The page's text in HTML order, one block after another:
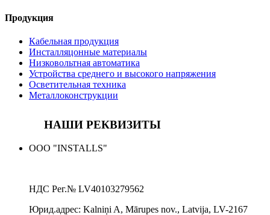
Продукция
Кабельная продукция
Инсталляцонные материалы
Низковольтная автоматика
Устройства среднего и высокого напряжения
Осветительная техника
Металлоконструкции
НАШИ РЕКВИЗИТЫ
ООО "INSTALLS"
НДС Рег.№ LV40103279562
Юрид.адрес: Kalniņi A, Mārupes nov., Latvija, LV-2167